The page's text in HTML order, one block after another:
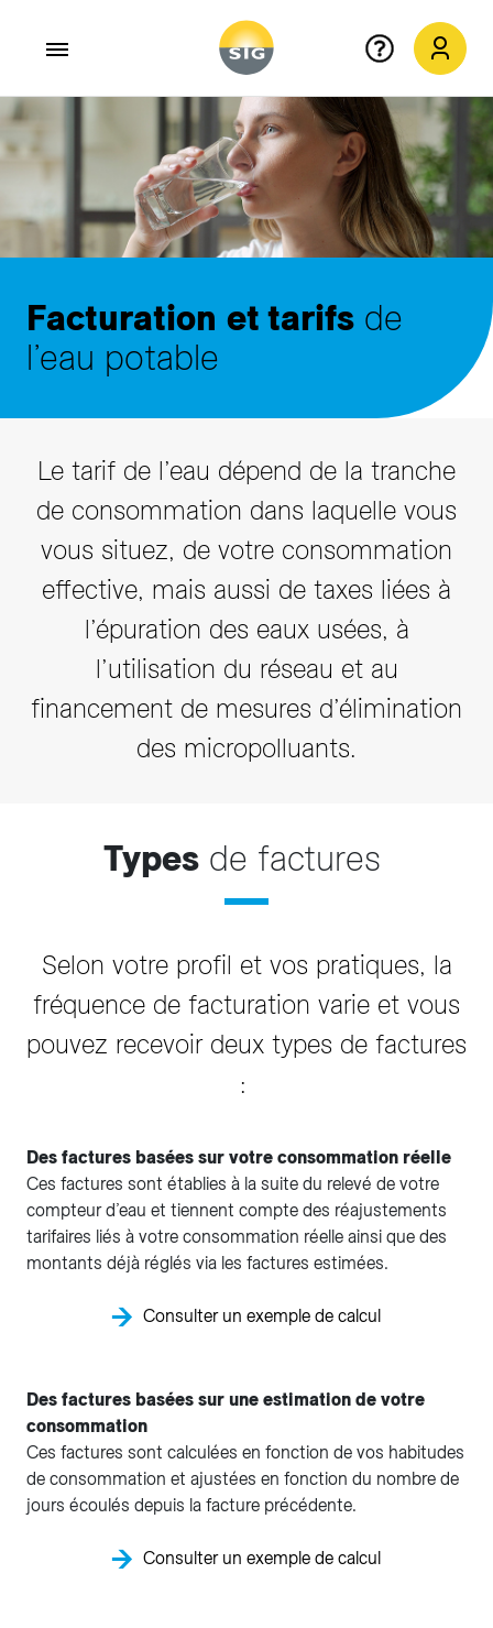
Aller au contenu principal
Facturation et tarifs de
l’eau potable
Le tarif de l’eau dépend de la tranche
de consommation dans laquelle vous
vous situez, de votre consommation
effective, mais aussi de taxes liées à
l’épuration des eaux usées, à
l’utilisation du réseau et au
financement de mesures d’élimination
des micropolluants.
Typesde factures
Selon votre profil et vos pratiques, la
fréquence de facturation varie et vous
pouvez recevoir deux types de factures
:
Des factures basées sur votre consommation réelle
Ces factures sont établies à la suite du relevé de votre
compteur d’eau et tiennent compte des réajustements
tarifaires liés à votre consommation réelle ainsi que des
montants déjà réglés via les factures estimées.
Consulter un exemple de calcul
Des factures basées sur une estimation de votre
consommation
Ces factures sont calculées en fonction de vos habitudes
de consommation et ajustées en fonction du nombre de
jours écoulés depuis la facture précédente.
Consulter un exemple de calcul